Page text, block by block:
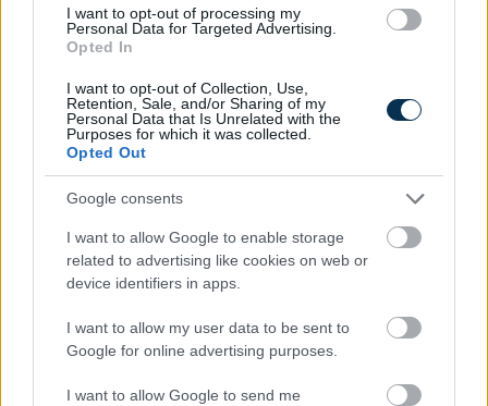
I want to opt-out of processing my
Personal Data for Targeted Advertising.
Opted In
I want to opt-out of Collection, Use,
Retention, Sale, and/or Sharing of my
Personal Data that Is Unrelated with the
Purposes for which it was collected.
Opted Out
Google consents
I want to allow Google to enable storage
related to advertising like cookies on web or
device identifiers in apps.
I want to allow my user data to be sent to
Google for online advertising purposes.
I want to allow Google to send me
1 éves műszaki vizsga: ezért szigorúbb a taxisok,
mentők és személyszállító járművek ellenőrzése
2026.08.07. 13:12